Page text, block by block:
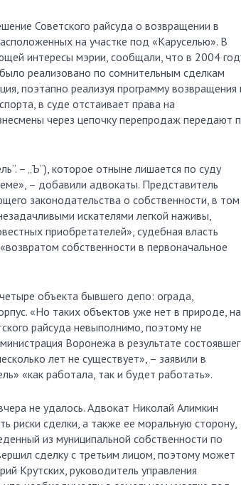
Советского райсуда о возвращении в
на участке под «Каруселью». В
интересы мэрии, сообщали, что в 2004
реализовано по сомнительным сделкам
поэтапно реализуя программу возвращения
в суде отстаивает права на
через цепочку перепродаж передают
– „Ъ“), которое отныне лишается по суду
– добавили адвокаты. Представитель
законодательства о собственности, в том
искателями легкой наживы,
приобретателей», судебная власть
собственности в первоначальное
объекта бывшего депо: ограда,
«Но таких объектов уже нет в природе,
райсуда невыполнимо, поэтому не
Воронежа в результате
лет не существует», – заявили в
«как работала, так и будет работать».
не удалось. Адвокат Николай Алимкин
риски сделки, а также ее моральную сторону,
из муниципальной собственности по
сделку с третьим лицом, поэтому может
Крутских, руководитель управления